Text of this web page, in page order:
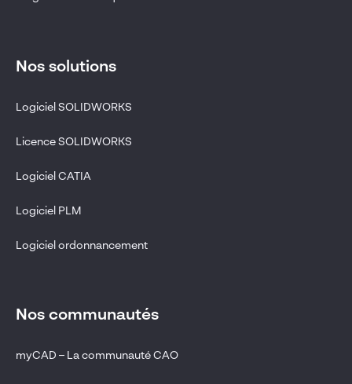
Nos solutions
Logiciel SOLIDWORKS
Licence SOLIDWORKS
Logiciel CATIA
Logiciel PLM
Logiciel ordonnancement
Nos communautés
myCAD – La communauté CAO